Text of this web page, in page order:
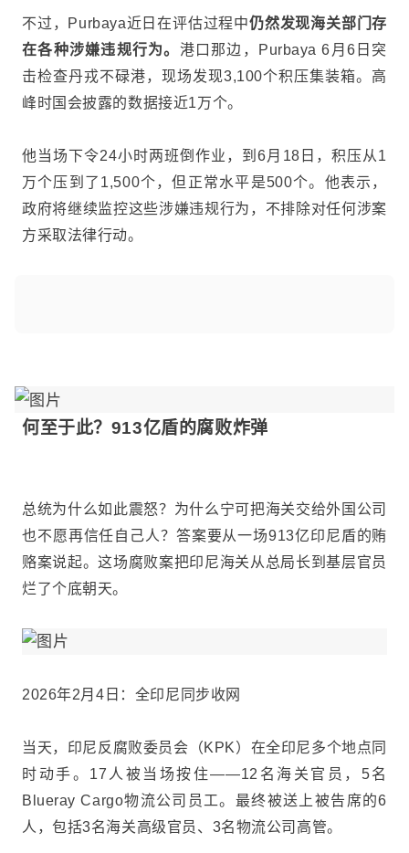
不过，Purbaya近日在评估过程中仍然发现海关部门存
在各种涉嫌违规行为。 港口那边，Purbaya 6月6日突
击检查丹戎不碌港，现场发现3,100个积压集装箱。高
峰时国会披露的数据接近1万个。
他当场下令24小时两班倒作业，到6月18日，积压从1
万个压到了1,500个，但正常水平是500个。他表示，
政府将继续监控这些涉嫌违规行为，不排除对任何涉案
方采取法律行动。
何至于此？913亿盾的腐败炸弹
总统为什么如此震怒？为什么宁可把海关交给外国公司
也不愿再信任自己人？答案要从一场913亿印尼盾的贿
赂案说起。这场腐败案把印尼海关从总局长到基层官员
烂了个底朝天。
2026年2月4日：全印尼同步收网
当天，印尼反腐败委员会（KPK）在全印尼多个地点同
时动手。17人被当场按住——12名海关官员，5名
Blueray Cargo物流公司员工。最终被送上被告席的6
人，包括3名海关高级官员、3名物流公司高管。